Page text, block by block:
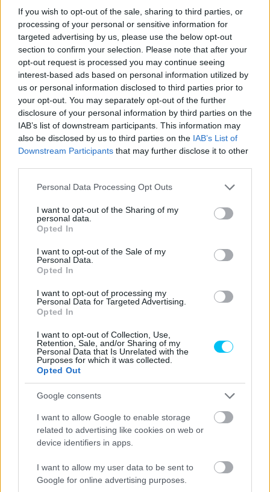
If you wish to opt-out of the sale, sharing to third parties, or
processing of your personal or sensitive information for
targeted advertising by us, please use the below opt-out
section to confirm your selection. Please note that after your
opt-out request is processed you may continue seeing
interest-based ads based on personal information utilized by
us or personal information disclosed to third parties prior to
your opt-out. You may separately opt-out of the further
disclosure of your personal information by third parties on the
IAB’s list of downstream participants. This information may
also be disclosed by us to third parties on the IAB’s List of
Downstream Participants that may further disclose it to other
Please note that this website/app uses one or more Google
not limited to your visit or usage behaviour. You may click to
grant or deny consent to Google and its third-party tags to
use your data for below specified purposes in below Google
consent section.
Personal Data Processing Opt Outs
I want to opt-out of the Sharing of my
personal data.
Opted In
I want to opt-out of the Sale of my
Personal Data.
Opted In
I want to opt-out of processing my
Personal Data for Targeted Advertising.
Opted In
I want to opt-out of Collection, Use,
Retention, Sale, and/or Sharing of my
Personal Data that Is Unrelated with the
Purposes for which it was collected.
Opted Out
Google consents
I want to allow Google to enable storage
related to advertising like cookies on web or
device identifiers in apps.
I want to allow my user data to be sent to
Google for online advertising purposes.
Így reagált a mókamester Quartararo,
amikor látta, hogy egy rajongóval „valami
nincs rendben” (videó)
Sebők Máté - 2025. 10. 01.
MotoGP
magukat minősítik
Szántó Dávid - 2025. 09. 14.
MotoGP